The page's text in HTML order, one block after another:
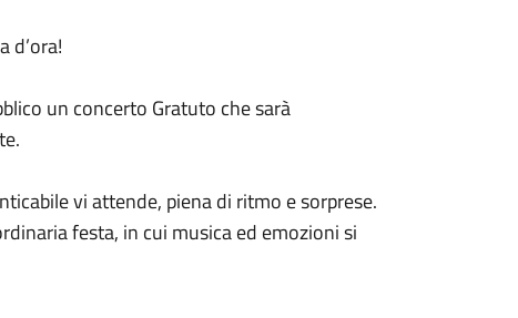
d’ora!
un concerto Gratuto che sarà
vi attende, piena di ritmo e sorprese.
festa, in cui musica ed emozioni si